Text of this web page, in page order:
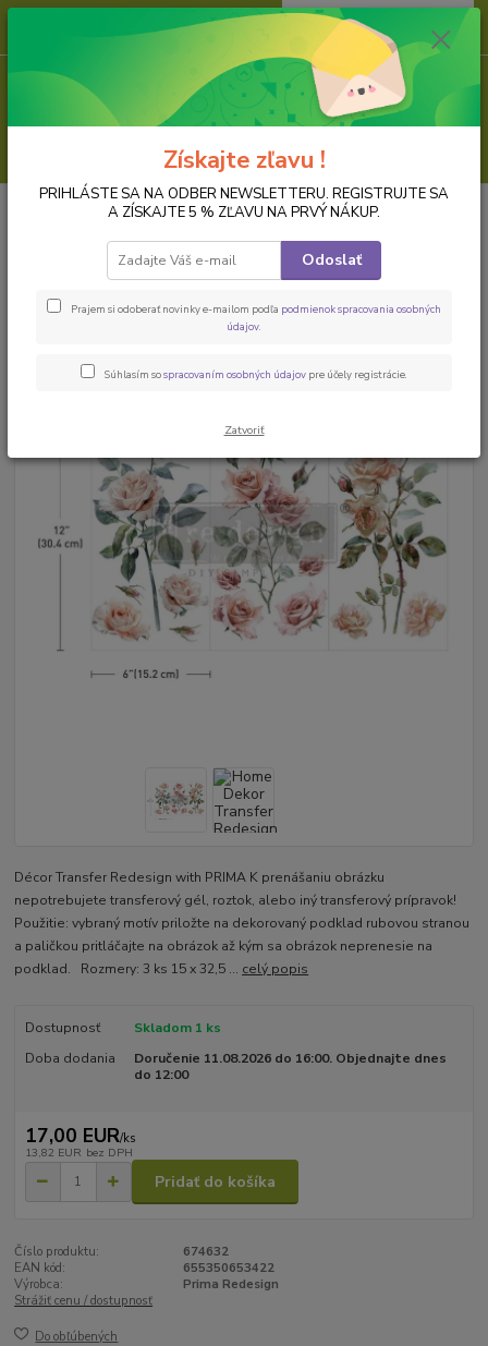
ks
za 0,00 EUR
PAPIER NA DECOUPAGE Transferový papier
Home Dekor
Home Dekor Transfer Redesign
Décor Transfer Redesign with PRIMA K prenášaniu obrázku
nepotrebujete transferový gél, roztok, alebo iný transferový prípravok!
Použitie: vybraný motív priložte na dekorovaný podklad rubovou stranou
a paličkou pritláčajte na obrázok až kým sa obrázok neprenesie na
podklad. Rozmery: 3 ks 15 x 32,5 ... celý popis
Dostupnosť
Skladom 1 ks
Doba dodania
Doručenie 11.08.2026 do 16:00. Objednajte dnes
do 12:00
17,00 EUR/ks
13,82 EUR bez DPH
Pridať do košíka
Číslo produktu:
674632
EAN kód:
655350653422
Výrobca:
Prima Redesign
Strážiť cenu / dostupnosť
Do obľúbených
Získajte zľavu !
PRIHLÁSTE SA NA ODBER NEWSLETTERU. REGISTRUJTE SA
A ZÍSKAJTE 5 % ZĽAVU NA PRVÝ NÁKUP.
Odoslať
Prajem si odoberať novinky e-mailom podľa podmienok spracovania osobných
údajov.
Súhlasím sospracovaním osobných údajov pre účely registrácie.
Zatvoriť